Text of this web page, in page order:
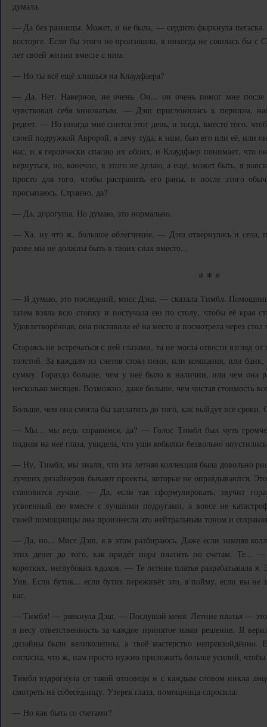
думала.
— Да без разницы. Может, и не была, — сердито фыркнула
восторге. Если бы этого не произошло, я никогда не сошлась бы
лет своей жизни вместе с ним.
— Но ты всё ещё злишься на Клаудфаера?
— Да. Нет. Наверное, не очень. Он... он очень помог мне после
чувствовал себя виноватым. — Дэш прислонилась к перилам,
редеет. — Но иногда мне снится этот день, и тогда, вместо того,
своей подружкой Авророй, я лечу туда, к ним, бью его или её, или
нас, и я героически спасаю их обоих, и Клаудфаер понимает, что
вернуться, но, конечно, я этого не делаю, а ещё, может быть, я
просто для того, чтобы растравить его раны, и после этого
просыпаюсь. Странно, да?
— Да, дорогуша. Но думаю, это нормально.
— Ха, ну что ж, большое облегчение. — Дэш отвернулась и
разве мы не должны быть в твоих снах вместо...
* * *
— Я думаю, это последний, мисс Дэш, — сказала Тимбл.
затем взяла всю стопку и постучала ею по столу, чтобы её края
Удовлетворённая, она поставила её на место и посмотрела через
Стараясь не встречаться с ней глазами, та не могла отвести взгляд
толстой. За каждым из счетов стоял пони, или компания, или банк,
сумму. Гораздо больше, чем у неё было в наличии, или чем она
несколько месяцев. Возможно, даже больше, чем чистая стоимость
Больше, чем она смогла бы заплатить до того, как выйдут все сроки.
— Мы... мы ведь справимся, да? — Голос Тимбл был чуть
подняв на неё глаза, увидела, что уши кобылки безвольно
— Ну, Тимбл, мы знали, что эта летняя коллекция была довольно
лучших дизайнеров бывают проекты, которые не оправдываются.
становится лучше. — Да, если так сформулировать, звучит
усвоенный ею вместе с лучшими подругами, а вовсе не
своей помощницы она произнесла это нейтральным тоном и
— Да, но... Мисс Дэш, я в этом разбираюсь. Даже если зимняя
этих денег до того, как придёт пора платить по счетам. Те... —
коротких, неглубоких вдохов. — Те летние платья разрабатывала
Уив. Если бутик... если бутик переживёт это, я пойму, если вы не
вас.
— Тимбл! — рявкнула Дэш. — Послушай меня. Летние платья — это
я несу ответственность за каждое принятое нами решение. Я
дизайны были великолепны, а твоё мастерство непревзойдённо.
согласна, что ж, нам просто нужно приложить больше усилий, чтобы
Тимбл вздрогнула от такой отповеди и с каждым словом никла
смотреть на собеседницу. Утерев глаза, помощница спросила:
— Но как быть со счетами?